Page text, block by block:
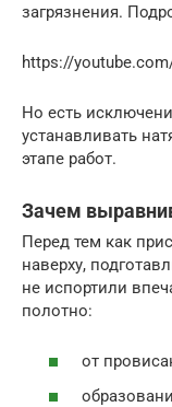
загрязнения.
https://
Но есть
устанавливать
этапе работ.
Зачем
Перед тем как
наверху,
не испортили
полотно:
от